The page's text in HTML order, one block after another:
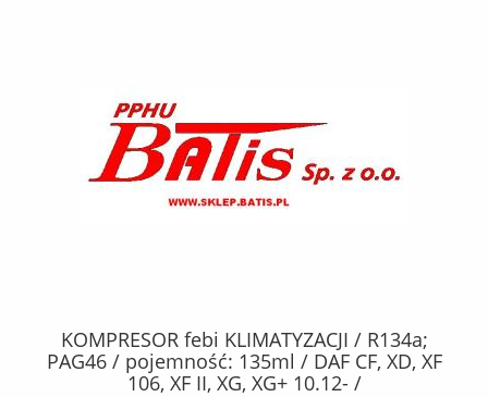
KOMPRESOR febi KLIMATYZACJI / R134a;
PAG46 / pojemność: 135ml / DAF CF, XD, XF
106, XF II, XG, XG+ 10.12- /